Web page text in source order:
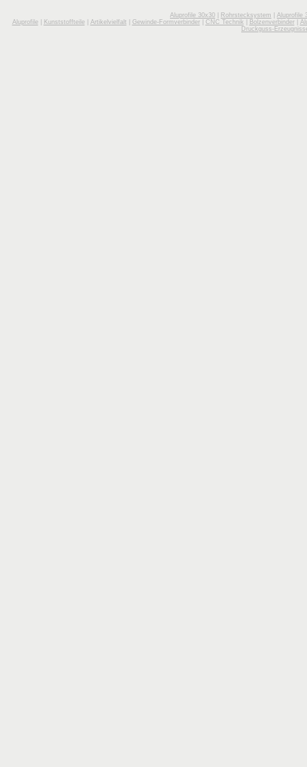
Aluprofile 30x30 Rohrstecksystem
Aluprofile
Aluprofile| Kunststoffteile| Artikelvielfalt Gewinde-Formverbinder| CNC Technik Bolzenverbinder|
Druckguss-